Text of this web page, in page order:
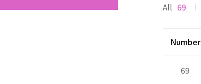
All 69
Number
69